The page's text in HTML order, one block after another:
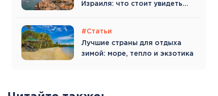
Израиля: что стоит увидеть
#Статьи
Лучшие страны для отдыха
зимой: море, тепло и экзотика